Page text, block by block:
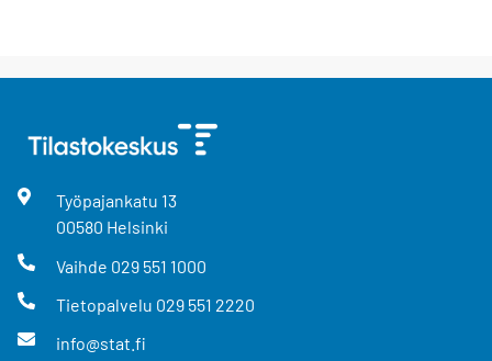
Työpajankatu 13
00580 Helsinki
Vaihde 029 551 1000
Tietopalvelu 029 551 2220
info@stat.fi